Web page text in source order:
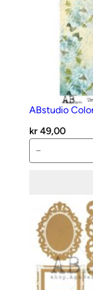
ABstudio
kr 49,00
Colored
00076
antall
−